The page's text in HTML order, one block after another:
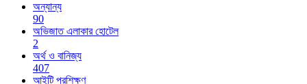
অন্যান্য
90
অভিজাত এলাকার হোটেল
2
অর্থ ও বানিজ্য
407
আইটি প্রশিক্ষণ